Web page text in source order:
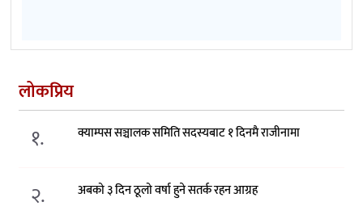
लोकप्रिय
१. क्याम्पस सञ्चालक समिति सदस्यबाट १ दिनमै राजीनामा
२. अबको ३ दिन ठूलो वर्षा हुने सतर्क रहन आग्रह